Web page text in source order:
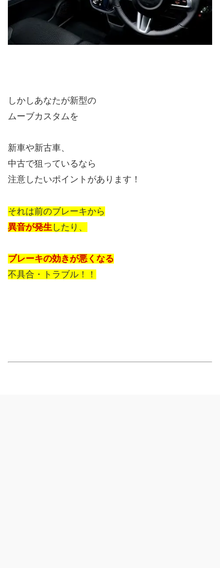
しかしあなたが新型の
ムーブカスタムを
新車や新古車、
中古で狙っているなら
注意したいポイントがあります！
それは前のブレーキから
異音が発生 したり、
ブレーキの効きが悪くなる
不具合・トラブル！！